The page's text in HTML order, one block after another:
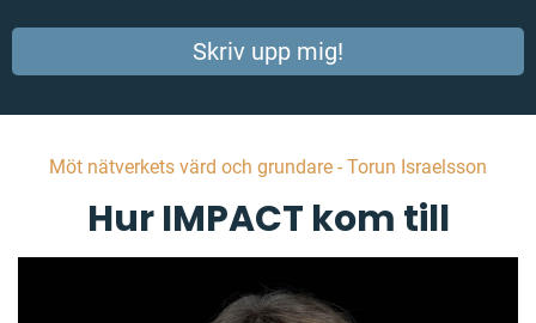
Skriv upp mig!
Möt nätverkets värd och grundare - Torun Israelsson
Hur IMPACT kom till